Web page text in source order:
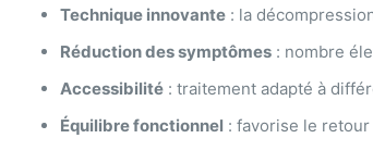
Technique innovante : la
Réduction des symptômes : nombre
Accessibilité : traitement adapté à
Équilibre fonctionnel : favorise le